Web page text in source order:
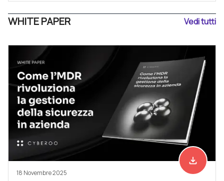
WHITE PAPER Vedi tutti
Scarica
file_download
18 Novembre 2025